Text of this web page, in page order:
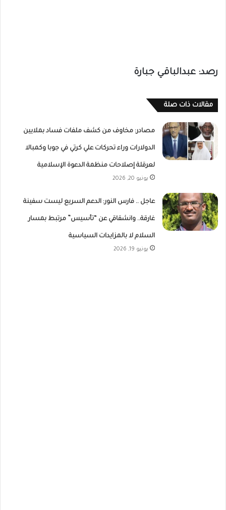
رصد: عبدالباقي جبارة
مقالات ذات صلة
مصادر: مخاوف من كشف ملفات فساد بملايين
الدولارات وراء تحركات علي كرتي في جوبا وكمبالا
لعرقلة إصلاحات منظمة الدعوة الإسلامية
يونيو 20, 2026
عاجل .. فارس النور: الدعم السريع ليست سفينة
غارقة.. وانشقاقي عن “تأسيس” مرتبط بمسار
السلام لا بالمزايدات السياسية
يونيو 19, 2026